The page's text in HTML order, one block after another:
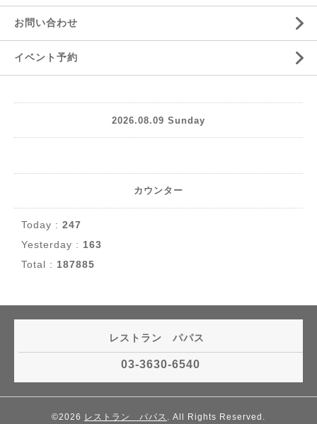
お問い合わせ
イベント予約
2026.08.09 Sunday
カウンター
Today : 247
Yesterday : 163
Total : 187885
レストラン パパス
03-3630-6540
©2026 レストラン パパス . All Rights Reserved.